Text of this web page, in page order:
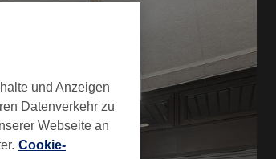
und Anzeigen
Datenverkehr zu
Webseite an
Cookie-